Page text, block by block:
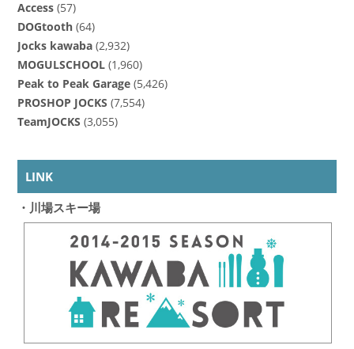
Access(57)
DOGtooth(64)
Jocks kawaba(2,932)
MOGULSCHOOL(1,960)
Peak to Peak Garage(5,426)
PROSHOP JOCKS (7,554)
TeamJOCKS (3,055)
LINK
・川場スキー場